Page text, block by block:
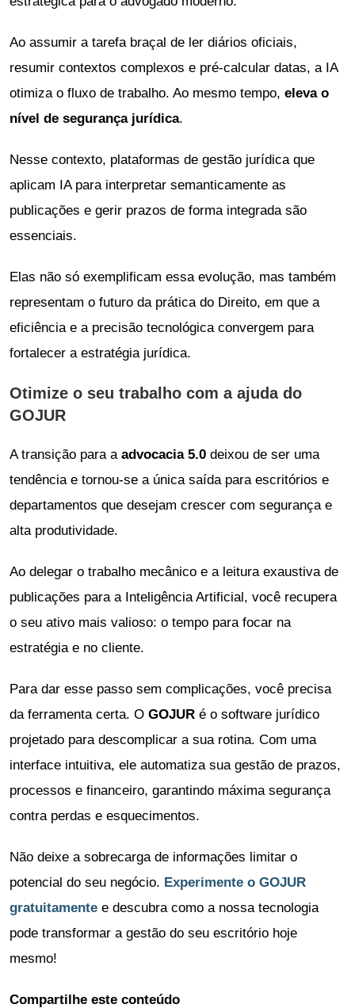
Ao assumir a tarefa braçal de ler diários oficiais,
resumir contextos complexos e pré-calcular datas, a IA
otimiza o fluxo de trabalho. Ao mesmo tempo, eleva o
nível de segurança jurídica.
Nesse contexto, plataformas de gestão jurídica que
aplicam IA para interpretar semanticamente as
publicações e gerir prazos de forma integrada são
essenciais.
Elas não só exemplificam essa evolução, mas também
representam o futuro da prática do Direito, em que a
eficiência e a precisão tecnológica convergem para
fortalecer a estratégia jurídica.
Otimize o seu trabalho com a ajuda do
GOJUR
A transição para a advocacia 5.0 deixou de ser uma
tendência e tornou-se a única saída para escritórios e
departamentos que desejam crescer com segurança e
alta produtividade.
Ao delegar o trabalho mecânico e a leitura exaustiva de
publicações para a Inteligência Artificial, você recupera
o seu ativo mais valioso: o tempo para focar na
estratégia e no cliente.
Para dar esse passo sem complicações, você precisa
da ferramenta certa. O GOJUR é o software jurídico
projetado para descomplicar a sua rotina. Com uma
interface intuitiva, ele automatiza sua gestão de prazos,
processos e financeiro, garantindo máxima segurança
contra perdas e esquecimentos.
Não deixe a sobrecarga de informações limitar o
potencial do seu negócio. Experimente o GOJUR
gratuitamente e descubra como a nossa tecnologia
pode transformar a gestão do seu escritório hoje
mesmo!
Compartilhe este conteúdo